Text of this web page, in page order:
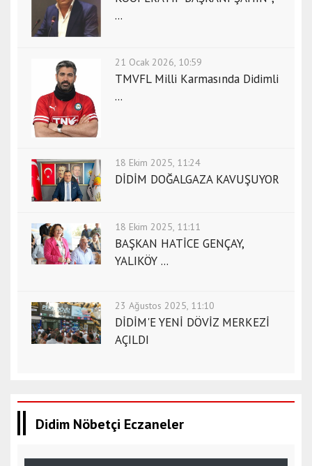
...
21 Ocak 2026, 10:59
TMVFL Milli Karmasında Didimli
...
18 Ekim 2025, 11:24
DİDİM DOĞALGAZA KAVUŞUYOR
18 Ekim 2025, 11:11
BAŞKAN HATİCE GENÇAY,
YALIKÖY ...
23 Ağustos 2025, 11:10
DİDİM'E YENİ DÖVİZ MERKEZİ
AÇILDI
Didim Nöbetçi Eczaneler